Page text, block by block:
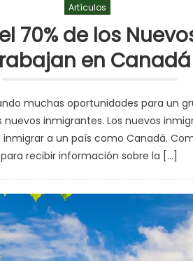
Artículos
70% de los
en Canadá
muchas oportunidades para un
inmigrantes. Los nuevos
a un país como Canadá.
para recibir información sobre la […]